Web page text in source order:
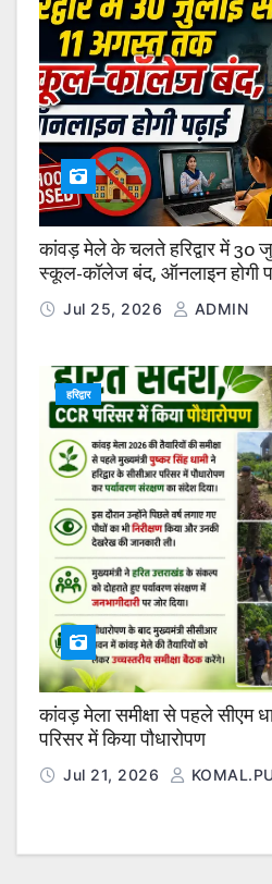
कांवड़ मेले के चलते हरिद्वार में
स्कूल-कॉलेज बंद, ऑनलाइन होगी
Jul 25, 2026 ADMIN
हरिद्वार
कांवड़ मेला समीक्षा से पहले सीएम
परिसर में किया पौधारोपण
Jul 21, 2026